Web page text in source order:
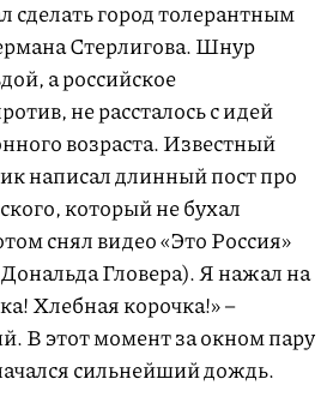
сделать город толерантным
Стерлигова. Шнур
а российское
не рассталось с идей
возраста. Известный
написал длинный пост про
который не бухал
снял видео «Это Россия»
Гловера). Я нажал на
Хлебная корочка!» –
В этот момент за окном пару
сильнейший дождь.